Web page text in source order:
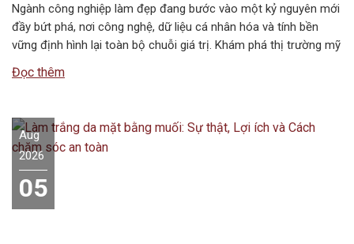
Ngành công nghiệp làm đẹp đang bước vào một kỷ nguyên mới
đầy bứt phá, nơi công nghệ, dữ liệu cá nhân hóa và tính bền
vững định hình lại toàn bộ chuỗi giá trị. Khám phá thị trường mỹ
quy mô, động…
Đọc thêm
Aug
2026
05